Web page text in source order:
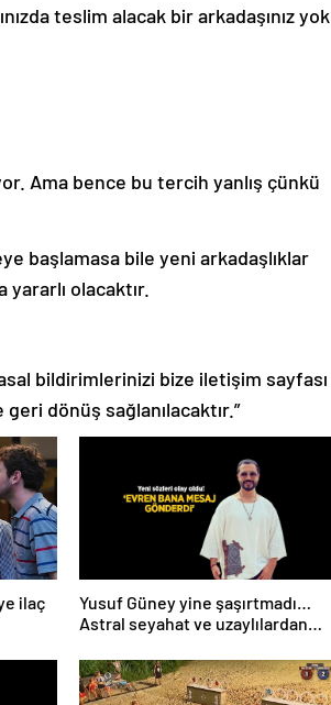
teslim alacak bir arkadaşınız yok
Ama bence bu tercih yanlış çünkü
başlamasa bile yeni arkadaşlıklar
olacaktır.
bildirimlerinizi bize iletişim sayfası
dönüş sağlanılacaktır.”
ilaç
Yusuf Güney yine şaşırtmadı…
Astral seyahat ve uzaylılardan
mesaj gönderdi’